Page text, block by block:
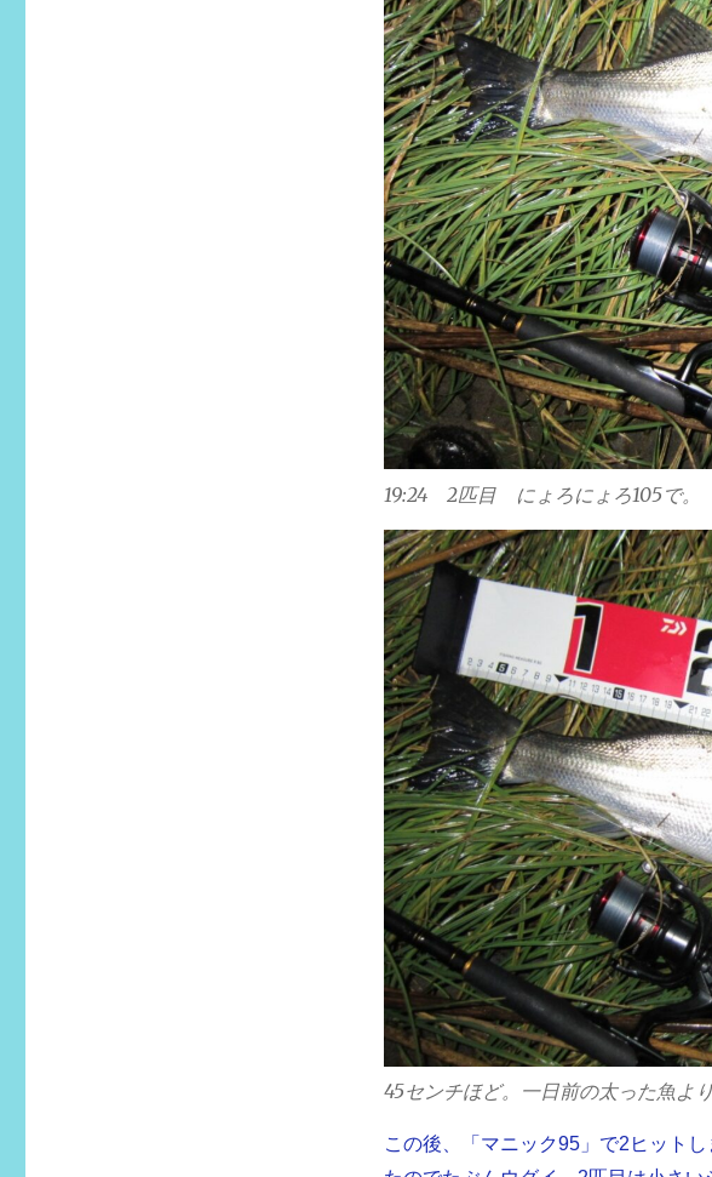
19:24 2匹目 にょろにょろ105で。
45センチほど。一日前の太った魚よ
この後、「マニック95」で2ヒット